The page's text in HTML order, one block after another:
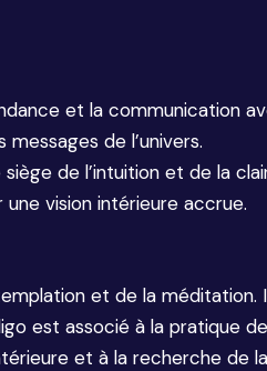
et la communication
de l’univers.
de l’intuition et de la
vision intérieure accrue.
et de la
est associé à la pratique
et à la recherche de